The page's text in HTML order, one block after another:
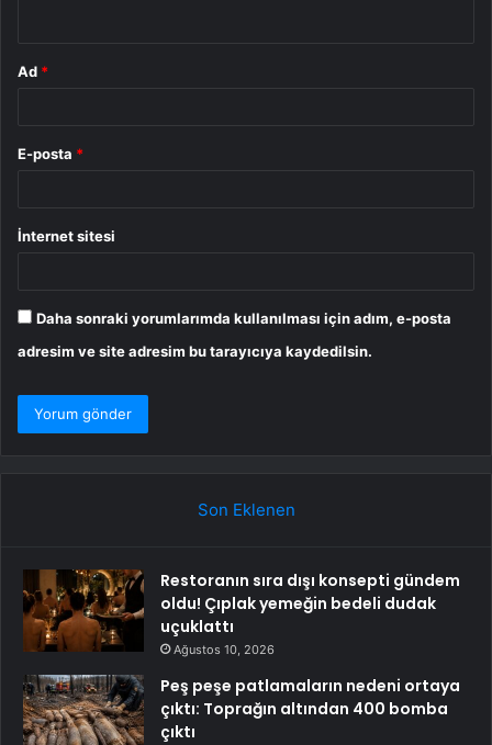
Ad *
E-posta *
İnternet sitesi
Daha sonraki yorumlarımda kullanılması için adım, e-posta
adresim ve site adresim bu tarayıcıya kaydedilsin.
Son Eklenen
Restoranın sıra dışı konsepti gündem
oldu! Çıplak yemeğin bedeli dudak
uçuklattı
Ağustos 10, 2026
Peş peşe patlamaların nedeni ortaya
çıktı: Toprağın altından 400 bomba
çıktı